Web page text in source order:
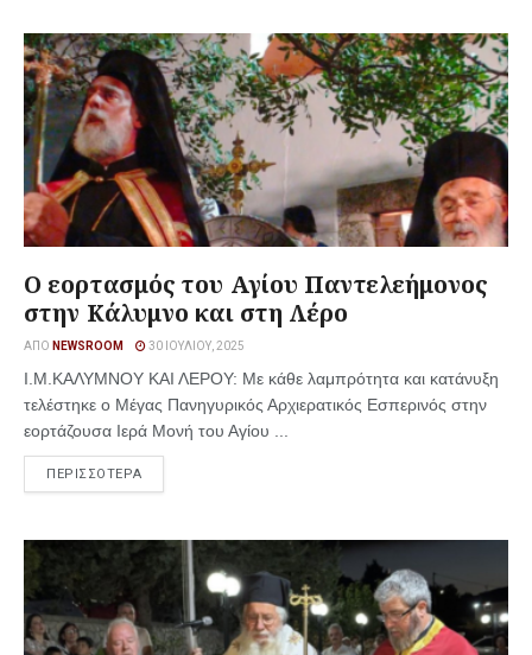
Ο εορτασμός του Αγίου Παντελεήμονος
στην Κάλυμνο και στη Λέρο
ΑΠΌ NEWSROOM 30 ΙΟΥΛΊΟΥ, 2025
Ι.Μ.ΚΑΛΥΜΝΟΥ ΚΑΙ ΛΕΡΟΥ: Με κάθε λαμπρότητα και κατάνυξη
τελέστηκε ο Μέγας Πανηγυρικός Αρχιερατικός Εσπερινός στην
εορτάζουσα Ιερά Μονή του Αγίου ...
ΠΕΡΙΣΣΟΤΕΡΑ